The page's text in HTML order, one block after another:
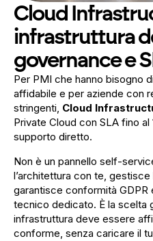
Cloud
infrastruttura
governance e
Per PMI che hanno bisogno
affidabile e per aziende con
stringenti, Cloud
Private Cloud con SLA fino
supporto diretto.
Non è un pannello self-
l’architettura con te,
garantisce conformità
tecnico dedicato. È la scelta
infrastruttura deve essere
conforme, senza caricare il